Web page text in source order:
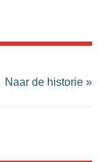
Naar de historie »